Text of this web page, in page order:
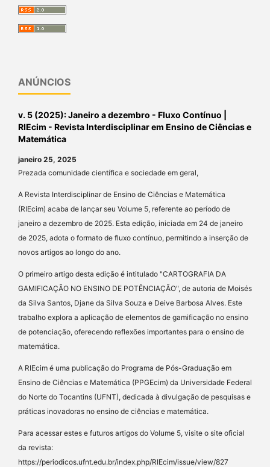
ANÚNCIOS
v. 5 (2025): Janeiro a dezembro - Fluxo Contínuo |
RIEcim - Revista Interdisciplinar em Ensino de Ciências e
Matemática
janeiro 25, 2025
Prezada comunidade científica e sociedade em geral,
A Revista Interdisciplinar de Ensino de Ciências e Matemática
(RIEcim) acaba de lançar seu Volume 5, referente ao período de
janeiro a dezembro de 2025. Esta edição, iniciada em 24 de janeiro
de 2025, adota o formato de fluxo contínuo, permitindo a inserção de
novos artigos ao longo do ano.
O primeiro artigo desta edição é intitulado "CARTOGRAFIA DA
GAMIFICAÇÃO NO ENSINO DE POTÊNCIAÇÃO", de autoria de Moisés
da Silva Santos, Djane da Silva Souza e Deive Barbosa Alves. Este
trabalho explora a aplicação de elementos de gamificação no ensino
de potenciação, oferecendo reflexões importantes para o ensino de
matemática.
A RIEcim é uma publicação do Programa de Pós-Graduação em
Ensino de Ciências e Matemática (PPGEcim) da Universidade Federal
do Norte do Tocantins (UFNT), dedicada à divulgação de pesquisas e
práticas inovadoras no ensino de ciências e matemática.
Para acessar estes e futuros artigos do Volume 5, visite o site oficial
da revista:
https://periodicos.ufnt.edu.br/index.php/RIEcim/issue/view/827